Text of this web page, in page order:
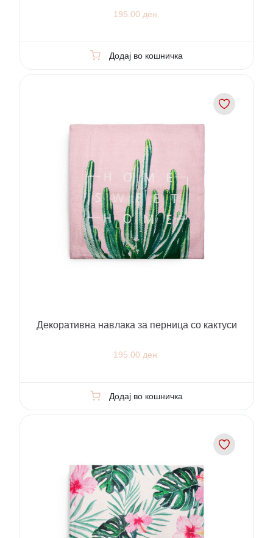
195.00 ден.
Додај во кошничка
Декоративна навлака за перница со кактуси
195.00 ден.
Додај во кошничка